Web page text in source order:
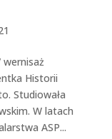
Historii
Studiowała
W latach
ASP...